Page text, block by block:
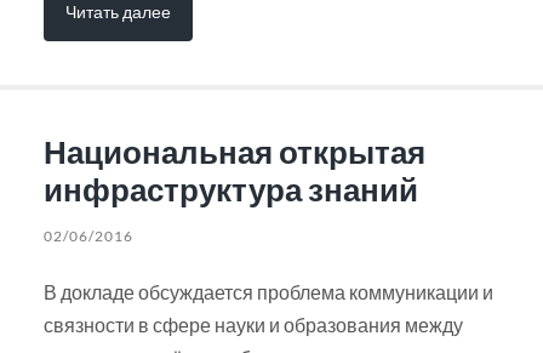
Читать далее
Национальная открытая
инфраструктура знаний
02/06/2016
В докладе обсуждается проблема коммуникации и
связности в сфере науки и образования между